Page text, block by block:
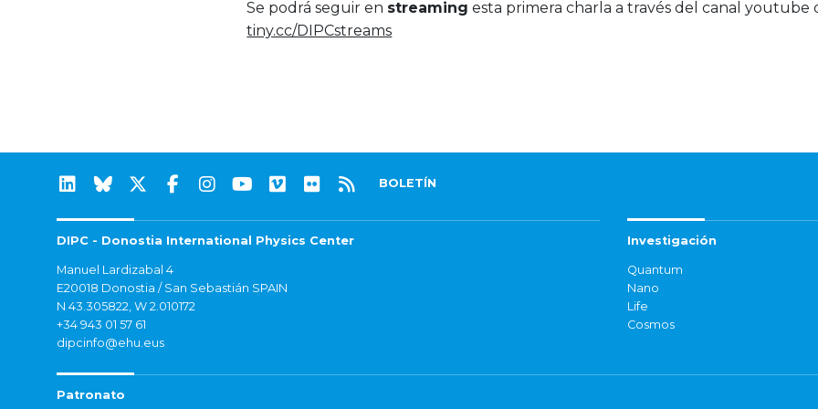
Se podrá seguir en streaming esta primera charla a través del canal youtube
tiny.cc/DIPCstreams
BOLETÍN
DIPC - Donostia International Physics Center
Manuel Lardizabal 4
E20018 Donostia / San Sebastián SPAIN
N 43.305822, W 2.010172
+34 943 01 57 61
dipcinfo@ehu.eus
Investigación
Quantum
Nano
Life
Cosmos
Patronato